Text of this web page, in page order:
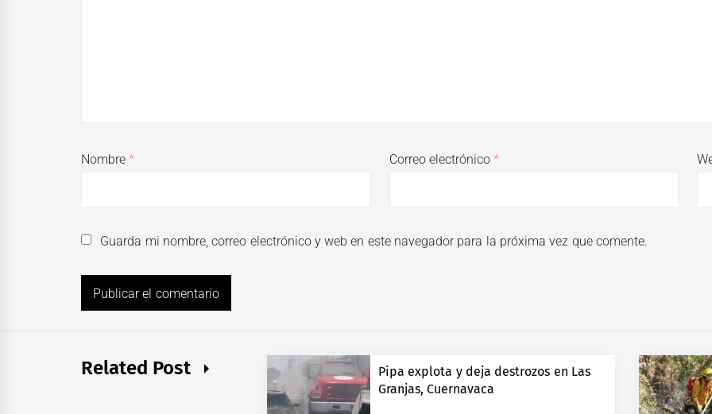
Nombre* Correo electrónico*
Guarda mi nombre, correo electrónico y web en este navegador para la próxima vez que comente.
Related Post
Pipa explota y deja destrozos en Las
Granjas, Cuernavaca